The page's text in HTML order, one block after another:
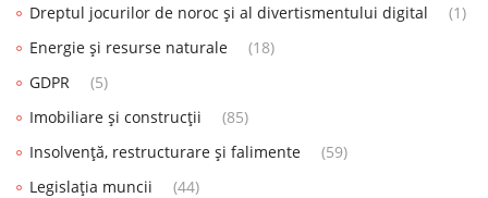
Dreptul jocurilor de noroc și al divertismentului digital
(1)
Energie și resurse naturale
(18)
GDPR
(5)
Imobiliare și construcții
(85)
Insolvență, restructurare și falimente
(59)
Legislația muncii
(44)